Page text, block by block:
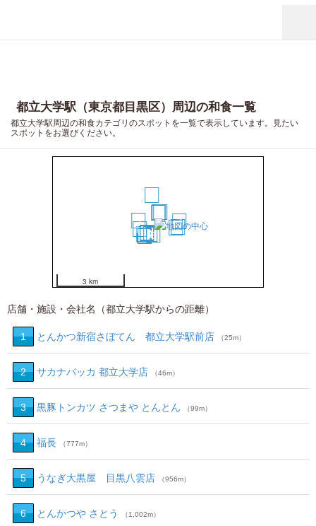
都立大学駅（東京都目黒区）周辺の和食一覧
都立大学駅周辺の和食カテゴリのスポットを一覧で表示しています。見たい
スポットをお選びください。
5
6
7
8
9
10
11 12
13
14
15
16
17
18
19
20
3 km
店舗・施設・会社名（都立大学駅からの距離）
1 とんかつ新宿さぼてん 都立大学駅前店 （25m）
2 サカナバッカ 都立大学店 （46m）
3 黒豚トンカツ さつまや とんとん （99m）
4 福長 （777m）
5 うなぎ大黒屋 目黒八雲店 （956m）
6 とんかつや さとう （1,002m）